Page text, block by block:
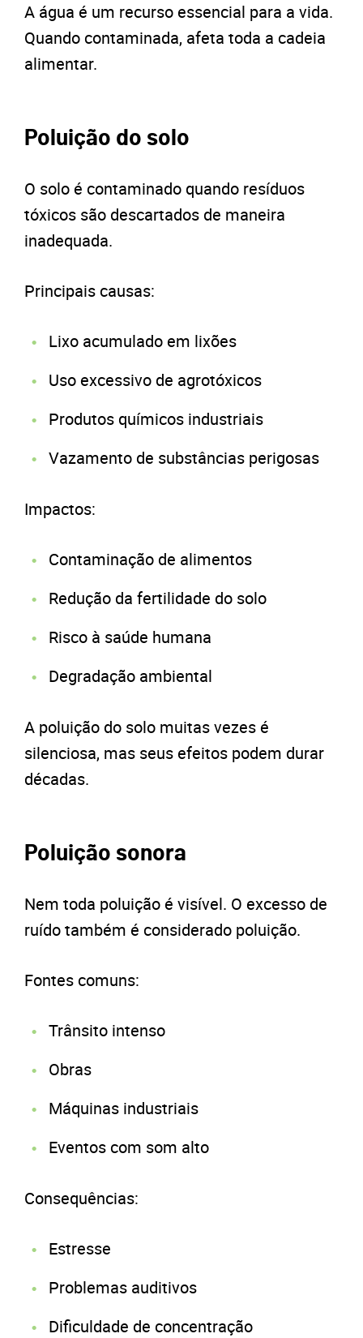
A água é um recurso essencial para a vida.
Quando contaminada, afeta toda a cadeia
alimentar.
Poluição do solo
O solo é contaminado quando resíduos
tóxicos são descartados de maneira
inadequada.
Principais causas:
Lixo acumulado em lixões
Uso excessivo de agrotóxicos
Produtos químicos industriais
Vazamento de substâncias perigosas
Impactos:
Contaminação de alimentos
Redução da fertilidade do solo
Risco à saúde humana
Degradação ambiental
A poluição do solo muitas vezes é
silenciosa, mas seus efeitos podem durar
décadas.
Poluição sonora
Nem toda poluição é visível. O excesso de
ruído também é considerado poluição.
Fontes comuns:
Trânsito intenso
Obras
Máquinas industriais
Eventos com som alto
Consequências:
Estresse
Problemas auditivos
Dificuldade de concentração